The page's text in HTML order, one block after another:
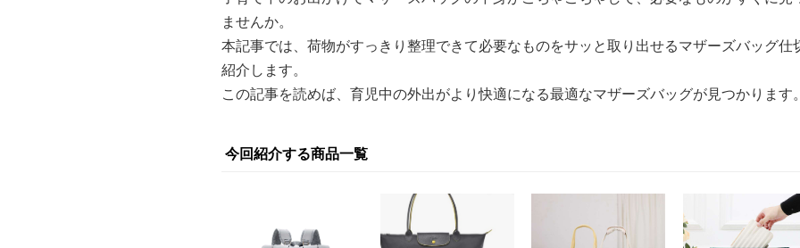
ませんか。
本記事では、荷物がすっきり整理できて必要なものをサッと取り出せるマザーズバッグ
紹介します。
この記事を読めば、育児中の外出がより快適になる最適なマザーズバッグが見つかります。
今回紹介する商品一覧